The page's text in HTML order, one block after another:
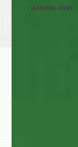
ΔΕΚ 8 2016 - 03:43